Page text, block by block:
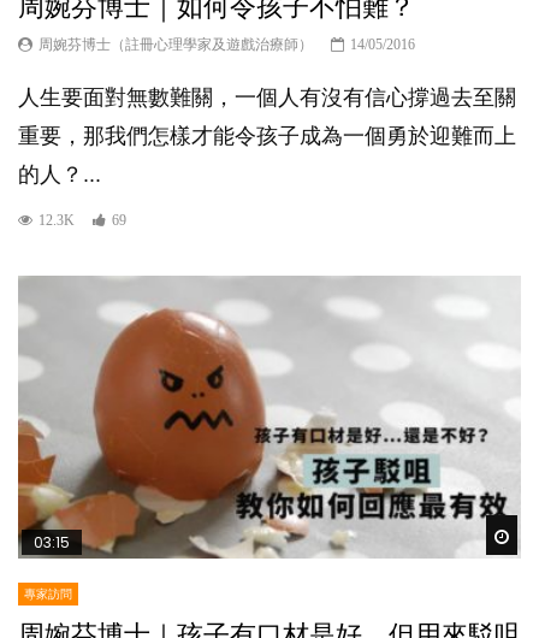
周婉芬博士｜如何令孩子不怕難？
周婉芬博士（註冊心理學家及遊戲治療師） 14/05/2016
人生要面對無數難關，一個人有沒有信心撐過去至關
重要，那我們怎樣才能令孩子成為一個勇於迎難而上
的人？...
12.3K 69
03:15
專家訪問